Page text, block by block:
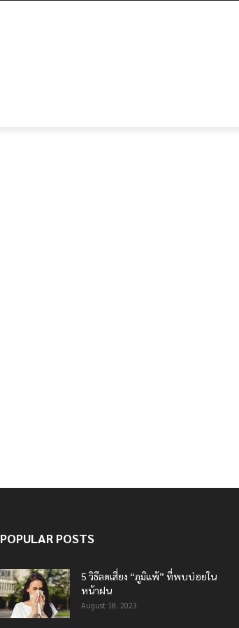
POPULAR POSTS
5 วิธีลดเสี่ยง “ภูมิแพ้” ที่พบบ่อยใน
หน้าฝน
August 18, 2023